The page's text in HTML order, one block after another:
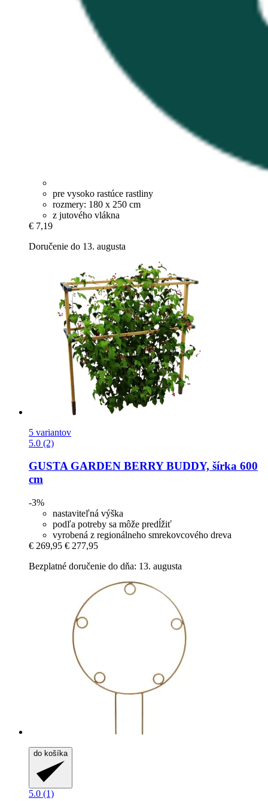
pre vysoko rastúce rastliny
rozmery: 180 x 250 cm
z jutového vlákna
€ 7,19
Doručenie do 13. augusta
5 variantov
5.0 (2)
GUSTA GARDEN BERRY BUDDY, šírka 600
cm
-3%
nastaviteľná výška
podľa potreby sa môže predĺžiť
vyrobená z regionálneho smrekovcového dreva
€ 269,95 € 277,95
Bezplatné doručenie do dňa: 13. augusta
do košíka
5.0 (1)